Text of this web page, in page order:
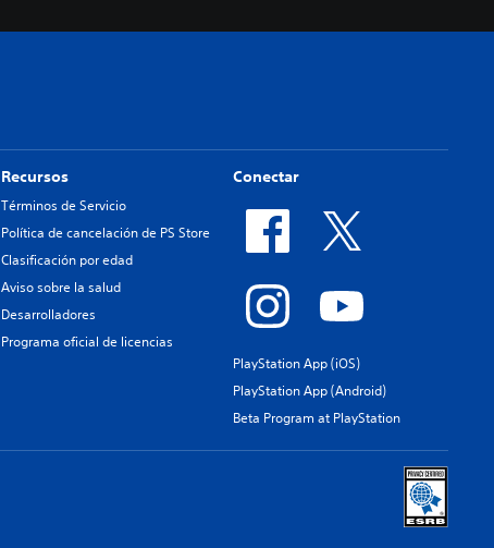
Recursos
Términos de Servicio
Política de cancelación de PS Store
Clasificación por edad
Aviso sobre la salud
Desarrolladores
Programa oficial de licencias
Conectar
PlayStation App (iOS)
PlayStation App (Android)
Beta Program at PlayStation